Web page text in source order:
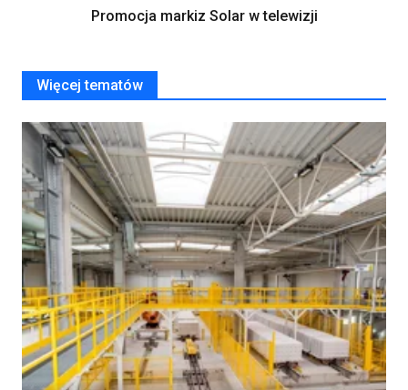
Promocja markiz Solar w telewizji
Więcej tematów